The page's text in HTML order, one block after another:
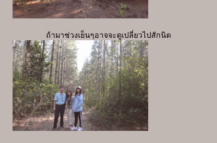
ถ้ามาช่วงเย็นๆอาจจะดูเปลี่ยวไปสักนิด